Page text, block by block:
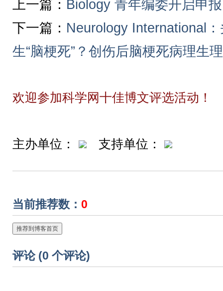
上一篇： Biology 青年编委开启申
下一篇： Neurology International
生“脑梗死”？创伤后脑梗死病理生
欢迎参加科学网十佳博文评选活动！
主办单位： 支持单位：
当前推荐数： 0
推荐到博客首页
评论 (0 个评论)